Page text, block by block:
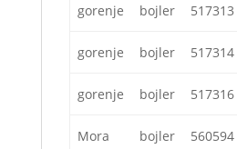
gorenje bojler 517313
gorenje bojler 517314
gorenje bojler 517316
Mora bojler 560594